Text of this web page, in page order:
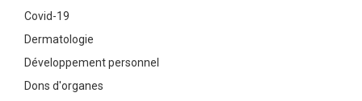
Covid-19
Dermatologie
Développement personnel
Dons d'organes